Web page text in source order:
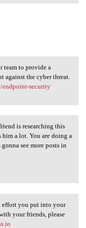
our
team to provide a
against the cyber threat.
endpoint-security
friend
is researching this
a lot. You are doing a
see more posts in
and
effort you put into your
your friends, please